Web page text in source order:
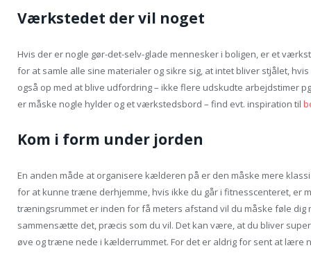
Værkstedet der vil noget
Hvis der er nogle gør-det-selv-glade mennesker i boligen, er et
for at samle alle sine materialer og sikre sig, at intet bliver stjålet,
også op med at blive udfordring – ikke flere udskudte arbejdstimer
er måske nogle hylder og et værkstedsbord – find evt. inspiration til
Kom i form under jorden
En anden måde at organisere kælderen på er den måske mere
for at kunne træne derhjemme, hvis ikke du går i fitnesscenteret, er
træningsrummet er inden for få meters afstand vil du måske føle dig
sammensætte det, præcis som du vil. Det kan være, at du bliver
øve og træne nede i kælderrummet. For det er aldrig for sent at lære